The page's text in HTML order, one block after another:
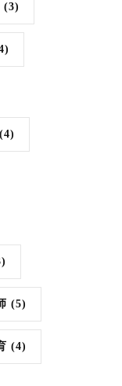
(3)
(4)
(5)
(4)